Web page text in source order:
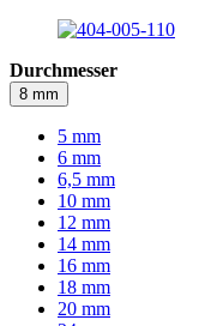
Durchmesser
8 mm
5 mm
6 mm
6,5 mm
10 mm
12 mm
14 mm
16 mm
18 mm
20 mm